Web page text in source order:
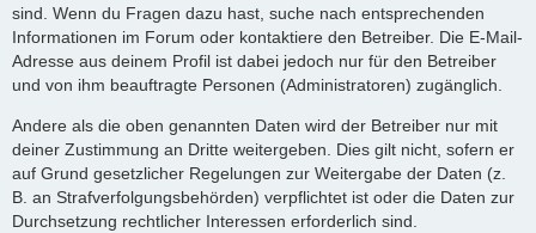
sind. Wenn du Fragen dazu hast, suche nach entsprechenden
Informationen im Forum oder kontaktiere den Betreiber. Die E-Mail-
Adresse aus deinem Profil ist dabei jedoch nur für den Betreiber
und von ihm beauftragte Personen (Administratoren) zugänglich.
Andere als die oben genannten Daten wird der Betreiber nur mit
deiner Zustimmung an Dritte weitergeben. Dies gilt nicht, sofern er
auf Grund gesetzlicher Regelungen zur Weitergabe der Daten (z.
B. an Strafverfolgungsbehörden) verpflichtet ist oder die Daten zur
Durchsetzung rechtlicher Interessen erforderlich sind.